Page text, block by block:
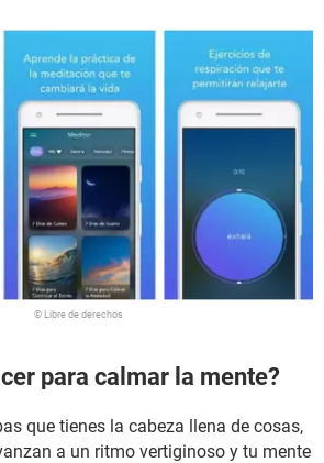
© Libre de derechos
para calmar la mente?
que tienes la cabeza llena de cosas,
a un ritmo vertiginoso y tu mente